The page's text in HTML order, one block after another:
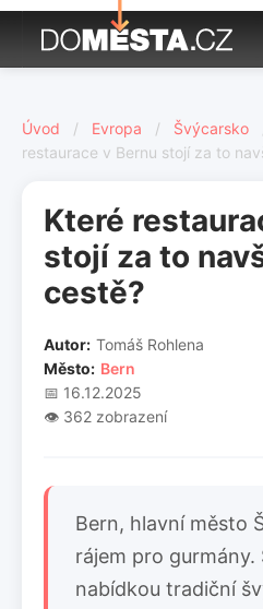
Úvod / Evropa / Švýcarsko
restaurace v Bernu stojí za to
Které
stojí za to
cestě?
Autor: Tomáš Rohlena
Město: Bern
📅 16.12.2025
👁️ 362 zobrazení
Bern, hlavní město
rájem pro gurmány.
nabídkou tradiční